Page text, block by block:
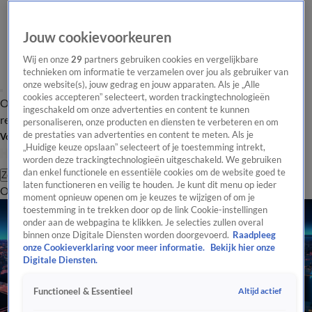
Overzicht Laatste nieuws Regionieuws Het beste van Hart
Tip de
redactie
Volg Hart van Nederland
Zoeken
OverzichtRegioUitzendingenWeerTip de redactiePanelVideo's
Jouw cookievoorkeuren
Wij en onze29 partners gebruiken cookies en vergelijkbare
technieken om informatie te verzamelen over jou als gebruiker van
onze website(s), jouw gedrag en jouw apparaten. Als je „Alle
cookies accepteren” selecteert, worden trackingtechnologieën
ingeschakeld om onze advertenties en content te kunnen
personaliseren, onze producten en diensten te verbeteren en om
de prestaties van advertenties en content te meten. Als je
„Huidige keuze opslaan” selecteert of je toestemming intrekt,
worden deze trackingtechnologieën uitgeschakeld. We gebruiken
dan enkel functionele en essentiële cookies om de website goed te
laten functioneren en veilig te houden. Je kunt dit menu op ieder
moment opnieuw openen om je keuzes te wijzigen of om je
toestemming in te trekken door op de link Cookie-instellingen
onder aan de webpagina te klikken. Je selecties zullen overal
binnen onze Digitale Diensten worden doorgevoerd. Raadpleeg
onze Cookieverklaring voor meer informatie.
Bekijk hier onze
Digitale Diensten.
Functioneel & Essentieel Altijd actief